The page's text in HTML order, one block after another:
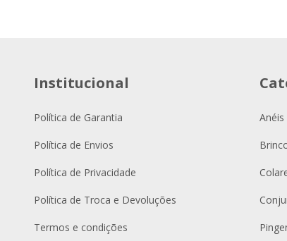
Institucional
Política de Garantia
Política de Envios
Política de Privacidade
Política de Troca e Devoluções
Termos e condições
Anéis